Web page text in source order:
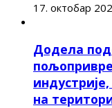
17. октобар
Додела
на